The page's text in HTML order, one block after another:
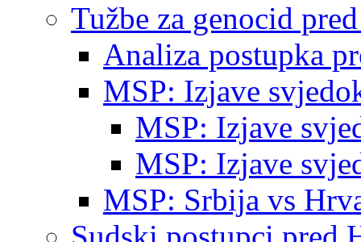
Tužbe za genocid
Analiza postupka
MSP: Izjave
MSP: Izjave
MSP: Izjave
MSP: Srbija vs